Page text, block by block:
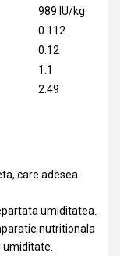
989 IU/kg
0.112
0.12
1.1
2.49
care adesea
umiditatea.
nutritionala